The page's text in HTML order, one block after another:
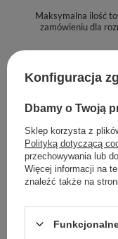
Maksymalna ilość
zamówieniu dla
Konfiguracja
Dbamy o Twoją
Sklep korzysta z
Polityką dotyczącą
przechowywania lub
Więcej informacji na
znaleźć także na